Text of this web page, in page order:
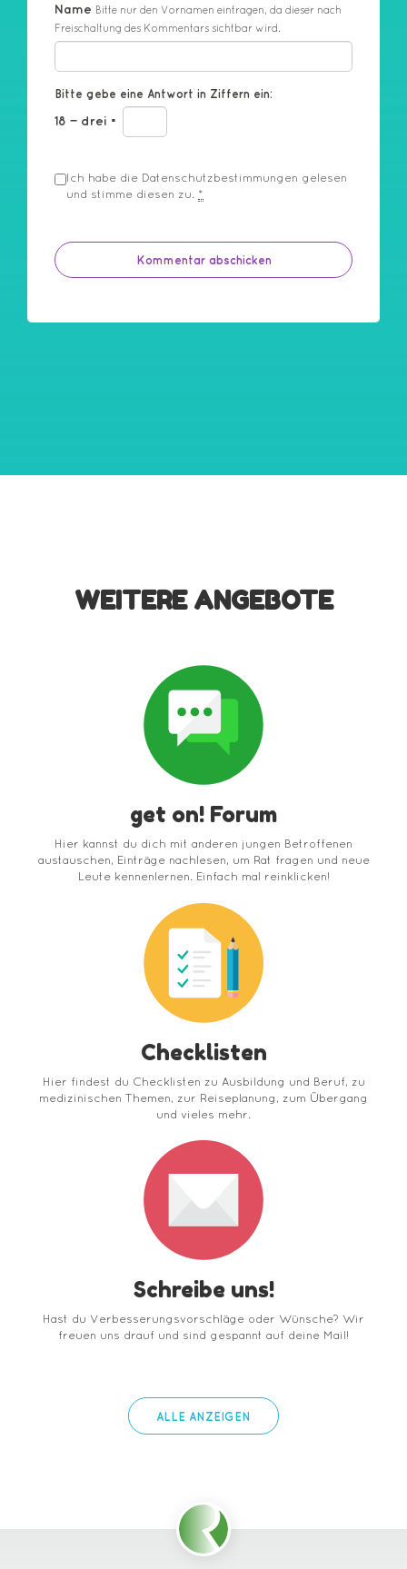
Name Bitte nur den Vornamen eintragen, da dieser nach
Freischaltung des Kommentars sichtbar wird.
Bitte gebe eine Antwort in Ziffern ein:
18 − drei =
Ich habe die Datenschutzbestimmungen gelesen
und stimme diesen zu. *
WEITERE ANGEBOTE
get on! Forum
Hier kannst du dich mit anderen jungen Betroffenen
austauschen, Einträge nachlesen, um Rat fragen und neue
Leute kennenlernen. Einfach mal reinklicken!
Checklisten
Hier findest du Checklisten zu Ausbildung und Beruf, zu
medizinischen Themen, zur Reiseplanung, zum Übergang
und vieles mehr.
Schreibe uns!
Hast du Verbesserungsvorschläge oder Wünsche? Wir
freuen uns drauf und sind gespannt auf deine Mail!
ALLE ANZEIGEN